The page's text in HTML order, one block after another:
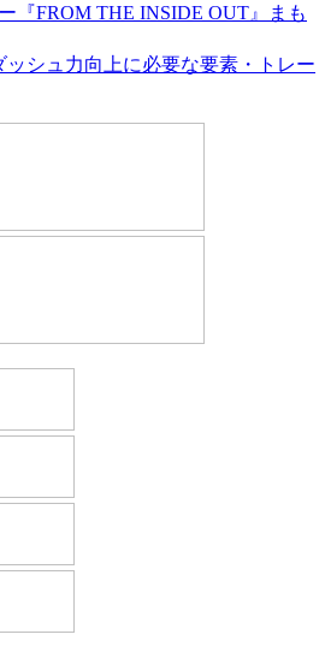
『FROM THE INSIDE OUT』まも
ッシュ力向上に必要な要素・トレー